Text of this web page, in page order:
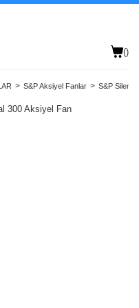
()
S&P Aksiyel Fanlar S&P Silent